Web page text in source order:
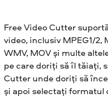
Free Video Cutter
video, inclusiv MPEG1/2,
WMV, MOV și multe
pe care doriți să îl tăiați,
Cutter unde doriți să
și apoi selectați formatul